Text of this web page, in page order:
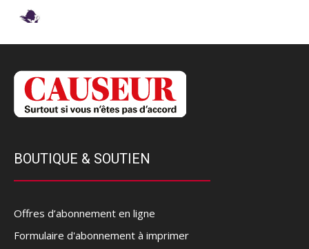
BOUTIQUE & SOUTIEN
Offres d’abonnement en ligne
Formulaire d'abonnement à imprimer